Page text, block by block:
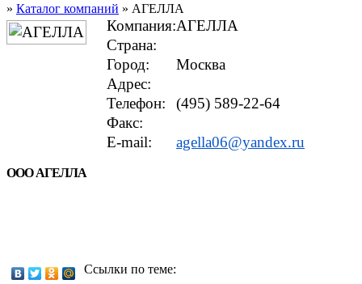
» Каталог компаний » АГЕЛЛА
Компания:АГЕЛЛА
Страна:
Город:
Москва
Адрес:
Телефон:
(495) 589-22-64
Факс:
E-mail:
agella06@yandex.ru
ООО АГЕЛЛА
Ссылки по теме: